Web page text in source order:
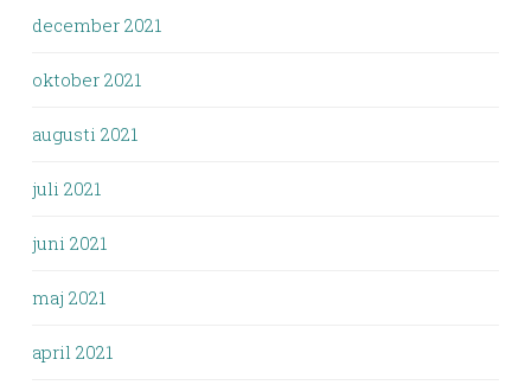
december 2021
oktober 2021
augusti 2021
juli 2021
juni 2021
maj 2021
april 2021